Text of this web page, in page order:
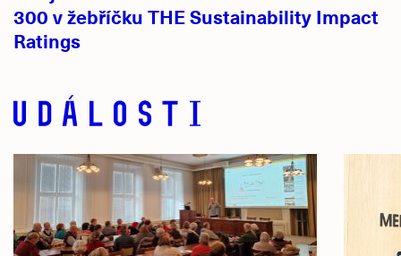
300 v žebříčku THE Sustainability Impact
Ratings